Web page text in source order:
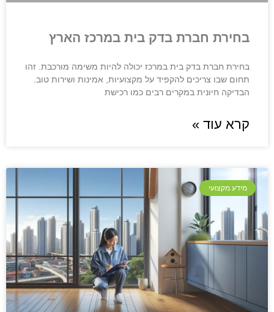
בחירת חברת בדק בית במרכז הארץ
בחירת חברת בדק בית במרכז יכולה להיות משימה מורכבת. זהו
תחום שבו צריכים להקפיד על מקצועיות, אמינות ושירות טוב.
הבדיקה חיונית במקרים רבים כמו רכישת
קרא עוד »
מידע מקצועי